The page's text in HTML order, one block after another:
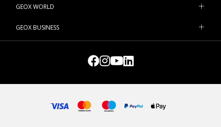
GEOX WORLD
GEOX BUSINESS